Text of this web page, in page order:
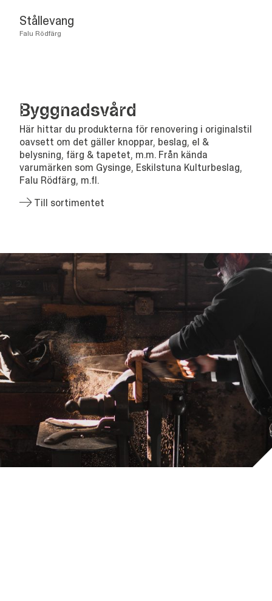
Stållevang
Falu Rödfärg
Bygg­nads­vård
Här hittar du produkterna för renovering i originalstil
oavsett om det gäller knoppar, beslag, el &
belysning, färg & tapetet, m.m. Från kända
varumärken som Gysinge, Eskilstuna Kulturbeslag,
Falu Rödfärg, m.fl.
Till sortimentet